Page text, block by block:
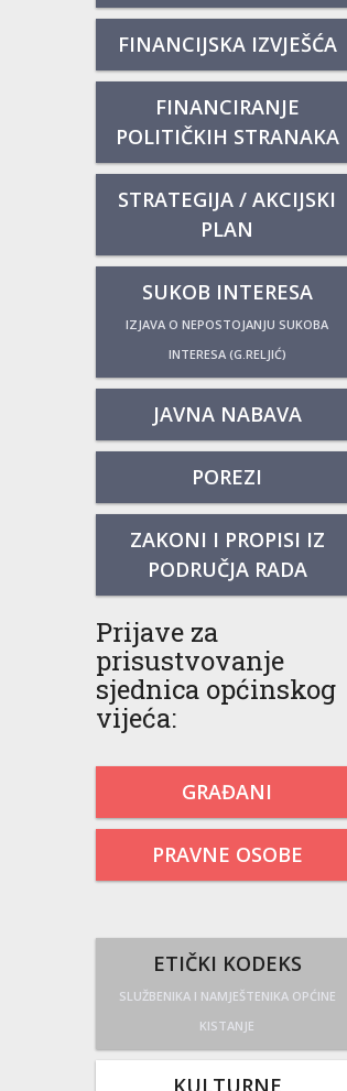
FINANCIJSKA IZVJEŠĆA
FINANCIRANJE
POLITIČKIH STRANAKA
STRATEGIJA / AKCIJSKI
PLAN
SUKOB INTERESA
IZJAVA O NEPOSTOJANJU SUKOBA
INTERESA (G.RELJIĆ)
JAVNA NABAVA
POREZI
ZAKONI I PROPISI IZ
PODRUČJA RADA
Prijave za
prisustvovanje
sjednica općinskog
vijeća:
GRAĐANI
PRAVNE OSOBE
ETIČKI KODEKS
SLUŽBENIKA I NAMJEŠTENIKA OPĆINE
KISTANJE
KULTURNE